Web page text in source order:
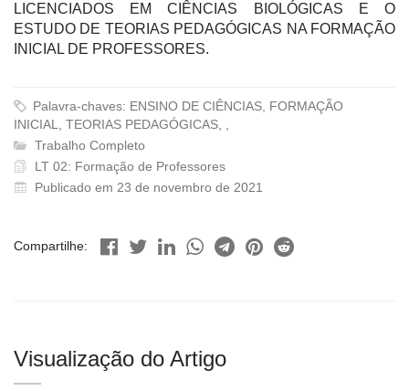
LICENCIADOS EM CIÊNCIAS BIOLÓGICAS E O
ESTUDO DE TEORIAS PEDAGÓGICAS NA FORMAÇÃO
INICIAL DE PROFESSORES.
Palavra-chaves: ENSINO DE CIÊNCIAS, FORMAÇÃO
INICIAL, TEORIAS PEDAGÓGICAS, ,
Trabalho Completo
LT 02: Formação de Professores
Publicado em 23 de novembro de 2021
Compartilhe:
Visualização do Artigo